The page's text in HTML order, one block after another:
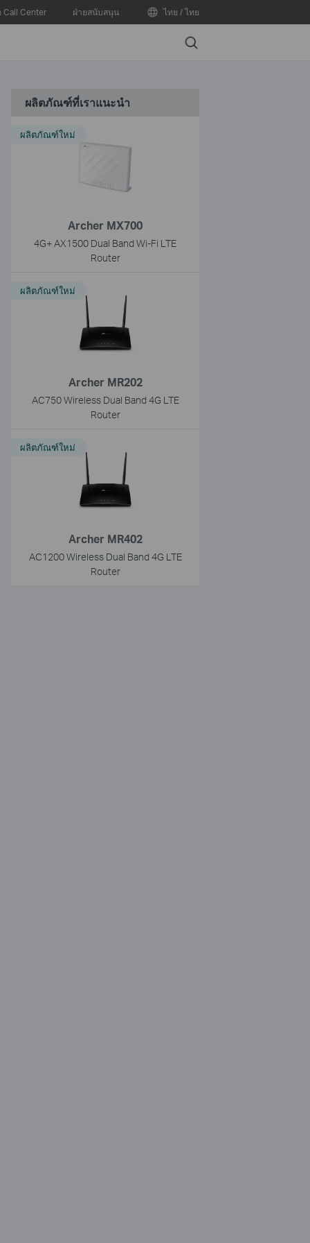
Call Center ฝ่ายสนับสนุน ไทย / ไทย
Search
ผลิตภัณฑ์ที่เราแนะนำ
Archer MX700
4G+ AX1500 Dual Band Wi-Fi LTE
Router
ผลิตภัณฑ์ใหม่
Archer MR202
AC750 Wireless Dual Band 4G LTE
Router
ผลิตภัณฑ์ใหม่
Archer MR402
AC1200 Wireless Dual Band 4G LTE
Router
ผลิตภัณฑ์ใหม่